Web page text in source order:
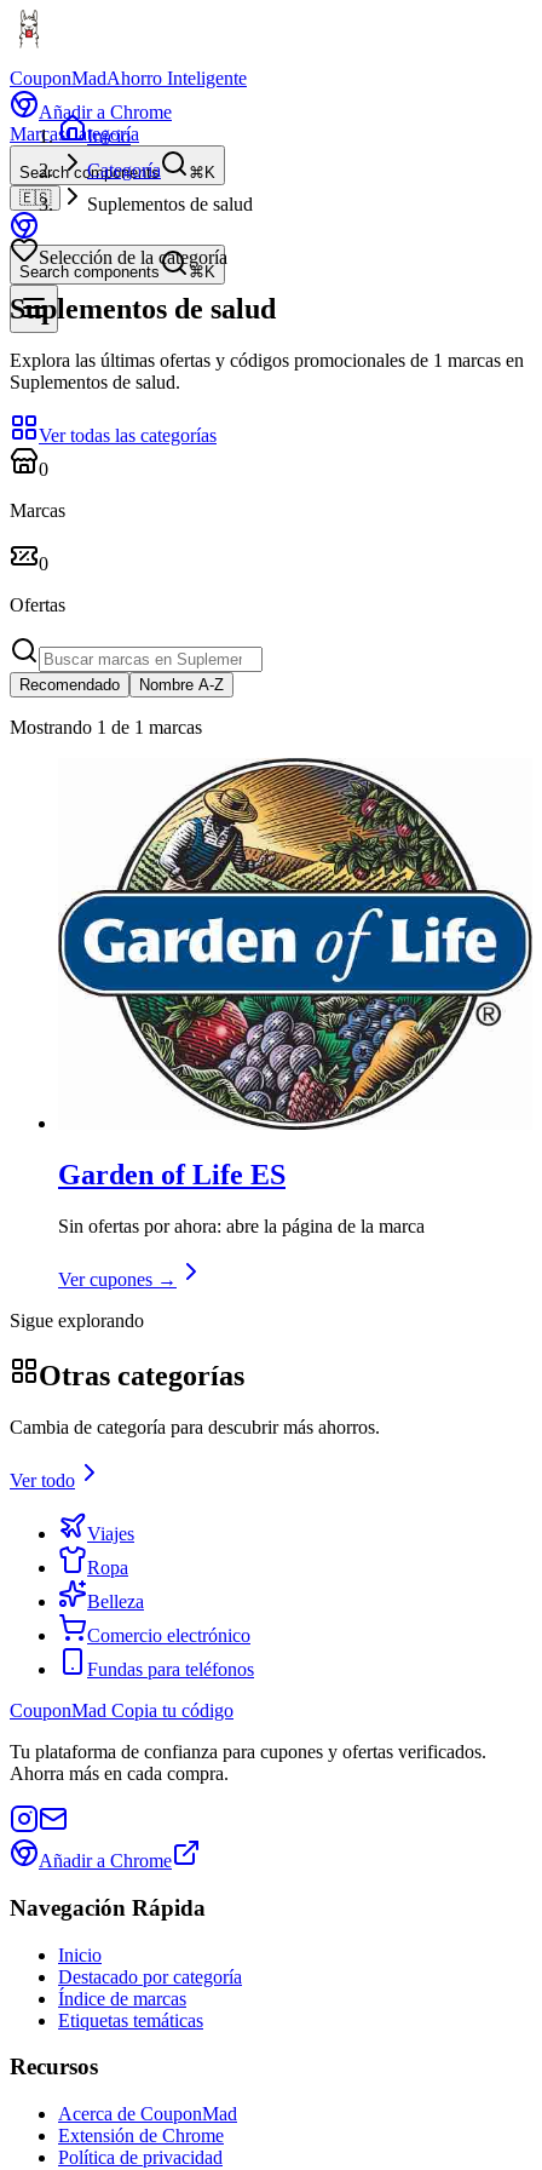
CouponMadAhorro Inteligente
Añadir a Chrome
MarcasCategoría
Search components
⌘K
🇪🇸
Search components ⌘K
Inicio
Categoría
Suplementos de salud
Selección de la categoría
Suplementos de salud
Explora las últimas ofertas y códigos promocionales de 1 marcas en
Suplementos de salud.
Ver todas las categorías
0
Marcas
0
Ofertas
Recomendado Nombre A-Z
Mostrando 1 de 1 marcas
Garden of Life ES
Sin ofertas por ahora: abre la página de la marca
Ver cupones →
Sigue explorando
Otras categorías
Cambia de categoría para descubrir más ahorros.
Ver todo
Viajes
Ropa
Belleza
Comercio electrónico
Fundas para teléfonos
CouponMad Copia tu código
Tu plataforma de confianza para cupones y ofertas verificados.
Ahorra más en cada compra.
Añadir a Chrome
Navegación Rápida
Inicio
Destacado por categoría
Índice de marcas
Etiquetas temáticas
Recursos
Acerca de CouponMad
Extensión de Chrome
Política de privacidad